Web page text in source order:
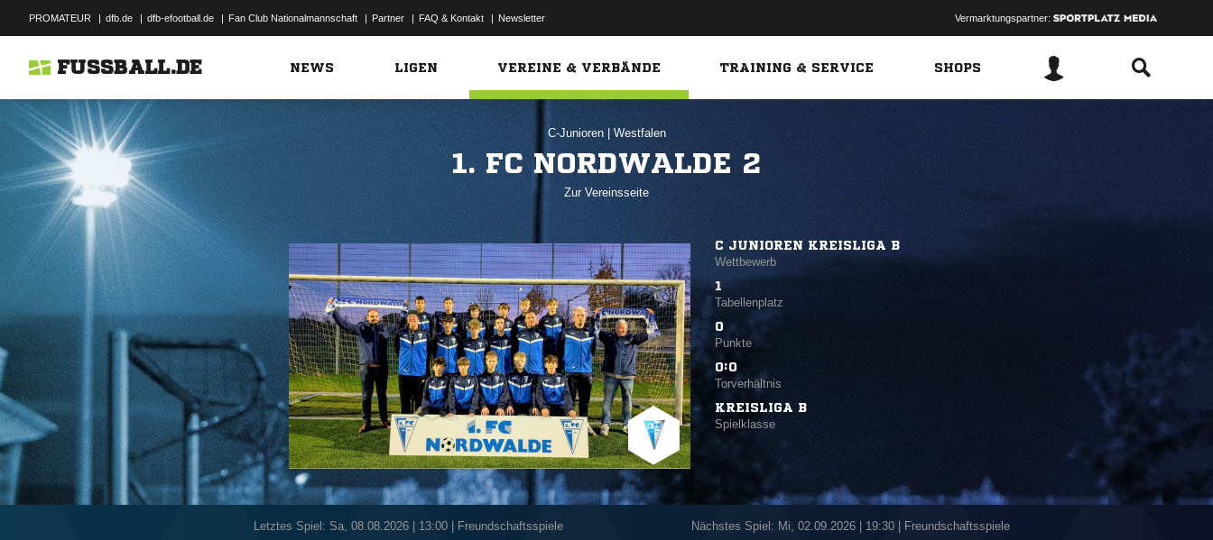
PROMATEUR | dfb.de | dfb-efootball.de | Fan Club Nationalmannschaft | Partner | FAQ & Kontakt | Newsletter Vermarktungspartner:
FUSSBALL.DE NEWS LIGEN VEREINE & VERBÄNDE TRAINING & SERVICE SHOPS
C-Junioren Westfalen
1. FC NORDWALDE 2
Zur Vereinsseite
C JUNIOREN KREISLIGA B
Wettbewerb
1
Tabellenplatz
0
Punkte
0:0
Torverhältnis
KREISLIGA B
Spielklasse
Letztes Spiel: Sa, 08.08.2026| 13:00 | Freundschaftsspiele
Nächstes Spiel: Mi, 02.09.2026| 19:30 | Freundschaftsspiele